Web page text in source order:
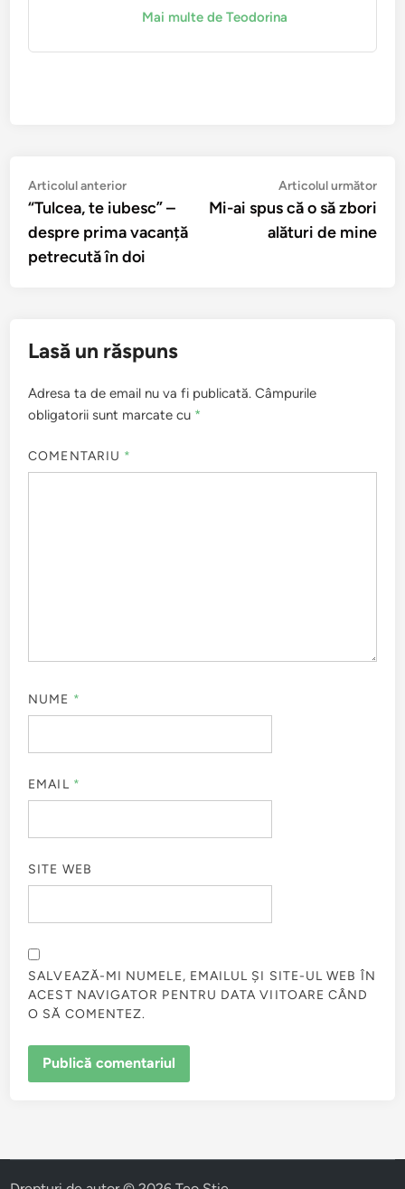
Mai multe de Teodorina
Navigare
în
articole
Articolul anteriorArticolul
anterior:
“Tulcea, te iubesc” –
despre prima vacanță
petrecută în doi
Articolul următor
Mi-ai spus că o să zbori
alături de mine
Lasă un răspuns
Adresa ta de email nu va fi publicată. Câmpurile
obligatorii sunt marcate cu *
COMENTARIU *
NUME *
EMAIL *
SITE WEB
SALVEAZĂ-MI NUMELE, EMAILUL ȘI SITE-UL WEB ÎN
ACEST NAVIGATOR PENTRU DATA VIITOARE CÂND
O SĂ COMENTEZ.